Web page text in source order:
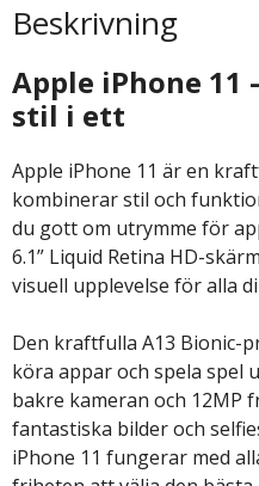
Beskrivning
Apple iPhone 11
stil i ett
Apple iPhone 11 är en
kombinerar stil och
du gott om utrymme för
6.1” Liquid Retina HD-
visuell upplevelse för alla
Den kraftfulla A13 Bionic-
köra appar och spela spel
bakre kameran och 12MP
fantastiska bilder och
iPhone 11 fungerar med